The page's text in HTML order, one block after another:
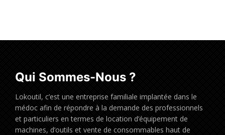
Qui Sommes-Nous ?
Lokoutil, c’est une entreprise familiale implantée dans le
médoc afin de répondre à la demande des professionnels
et particuliers en termes de location d’équipement de
machines, d’outils et vente de consommables haut de